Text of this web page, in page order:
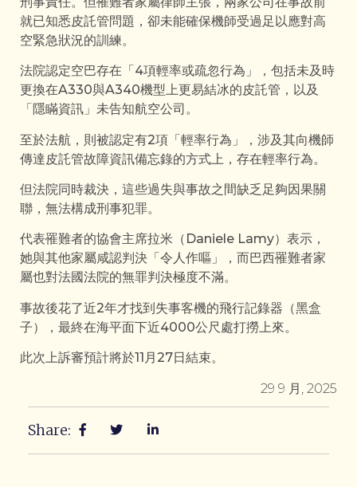
就已知悉皮託管問題，卻未能確保機師受過足以應對高
空緊急狀況的訓練。
法院認定空巴存在「4項輕率或疏忽行為」，包括未及時
更換在A330與A340機型上更易結冰的皮託管，以及
「隱瞞資訊」未告知航空公司。
至於法航，則被認定有2項「輕率行為」，涉及其向機師
傳達皮託管故障資訊備忘錄的方式上，存在輕率行為。
但法院同時裁決，這些過失與事故之間缺乏足夠因果關
聯，無法構成刑事犯罪。
代表罹難者的協會主席拉米（Daniele Lamy）表示，
她與其他家屬咸認判決「令人作嘔」，而巴西罹難者家
屬也對法國法院的無罪判決極度不滿。
事故後花了近2年才找到失事客機的飛行記錄器（黑盒
子），最終在海平面下近4000公尺處打撈上來。
此次上訴審預計將於11月27日結束。
29 9 月, 2025
Share: